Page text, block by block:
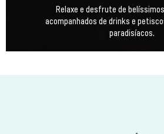
Relaxe e desfrute de
acompanhados de drinks e
paradisíacos.